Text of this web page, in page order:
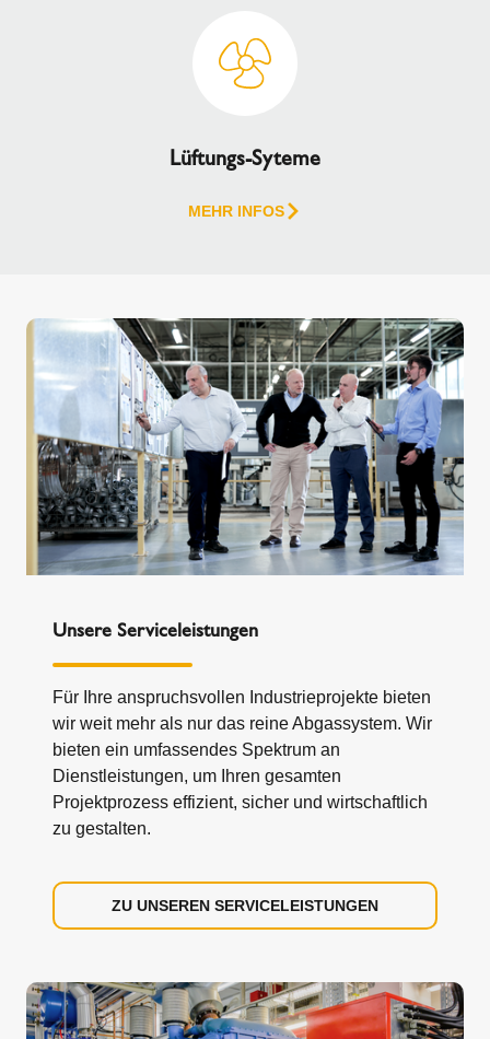
Lüftungs-Syteme
MEHR INFOS
Unsere Serviceleistungen
Für Ihre anspruchsvollen Industrieprojekte bieten
wir weit mehr als nur das reine Abgassystem. Wir
bieten ein umfassendes Spektrum an
Dienstleistungen, um Ihren gesamten
Projektprozess effizient, sicher und wirtschaftlich
zu gestalten.
ZU UNSEREN SERVICELEISTUNGEN